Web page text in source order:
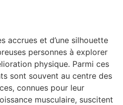
accrues et d’une silhouette
personnes à explorer
physique. Parmi ces
sont souvent au centre des
connues pour leur
musculaire, suscitent